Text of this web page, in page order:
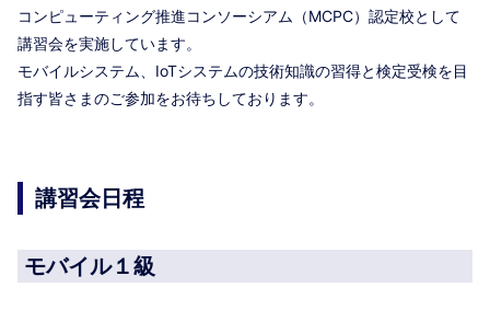
コンピューティング推進コンソーシアム（MCPC）認定校として
講習会を実施しています。
モバイルシステム、IoTシステムの技術知識の習得と検定受検を目
指す皆さまのご参加をお待ちしております。
講習会日程
モバイル１級